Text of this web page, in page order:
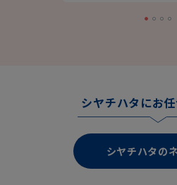
シヤチハタにお
シヤチハタの